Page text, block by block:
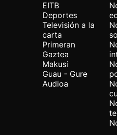
EITB
Deportes
Televisión a la
carta
Primeran
Gaztea
Makusi
Guau - Gure
Audioa